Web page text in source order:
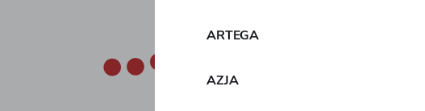
ARTEGA
AZJA